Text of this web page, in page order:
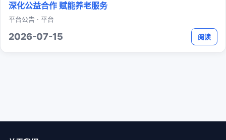
深化公益合作 赋能养老服务
平台公告 · 平台
2026-07-15 阅读